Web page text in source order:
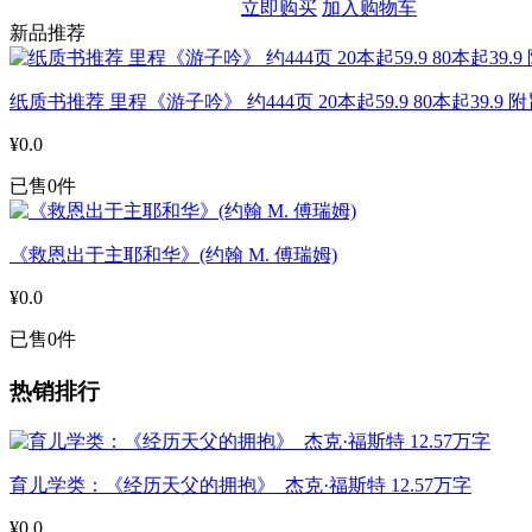
立即购买 加入购物车
新品推荐
纸质书推荐 里程《游子吟》 约444页 20本起59.9 80本起39.9
¥0.0
已售0件
《救恩出于主耶和华》(约翰 M. 傅瑞姆)
¥0.0
已售0件
热销排行
育儿学类：《经历天父的拥抱》 杰克·福斯特 12.57万字
¥0.0